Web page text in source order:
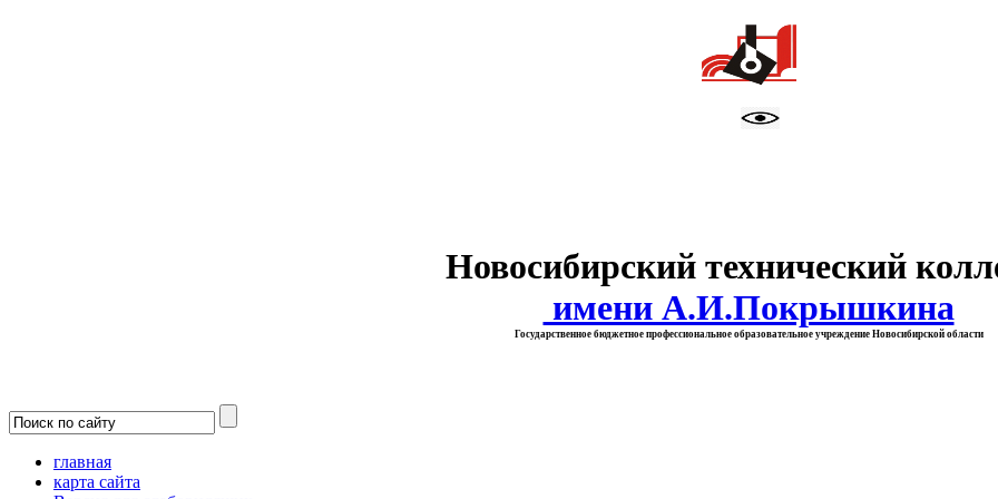
Новосибирский технический
имени А.И.Покрышкина
Государственное бюджетное профессиональное образовательное учреждение Новосибирской области
главная
карта сайта